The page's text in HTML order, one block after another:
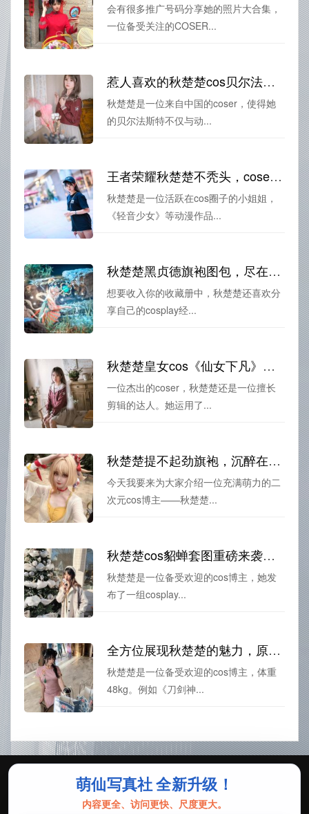
会有很多推广号码分享她的照片大合集，
一位备受关注的COSER...
惹人喜欢的秋楚楚cos贝尔法斯特，一套精美到极致的原图奉上
秋楚楚是一位来自中国的coser，使得她
的贝尔法斯特不仅与动...
王者荣耀秋楚楚不秃头，coser们的最佳原创作品合集
秋楚楚是一位活跃在cos圈子的小姐姐，
《轻音少女》等动漫作品...
秋楚楚黑贞德旗袍图包，尽在你的收藏册
想要收入你的收藏册中，秋楚楚还喜欢分
享自己的cosplay经...
秋楚楚皇女cos《仙女下凡》美图分享
一位杰出的coser，秋楚楚还是一位擅长
剪辑的达人。她运用了...
秋楚楚提不起劲旗袍，沉醉在超美的照片中。
今天我要来为大家介绍一位充满萌力的二
次元cos博主——秋楚楚...
秋楚楚cos貂蝉套图重磅来袭，遮不住的惊艳颜值
秋楚楚是一位备受欢迎的cos博主，她发
布了一组cosplay...
全方位展现秋楚楚的魅力，原创套图就在秋楚楚图包中
秋楚楚是一位备受欢迎的cos博主，体重
48kg。例如《刀剑神...
萌仙写真社 全新升级！
内容更全、访问更快、尺度更大。
Copyright © 2026 五图爵 | Theme Bypshuocaitu